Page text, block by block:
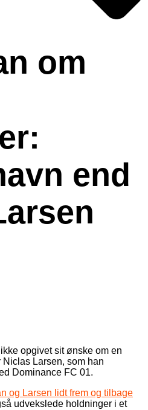
om
end
opgivet sit ønske om en
Larsen, som han
Dominance FC 01.
og Larsen lidt frem og tilbage
udvekslede holdninger i et